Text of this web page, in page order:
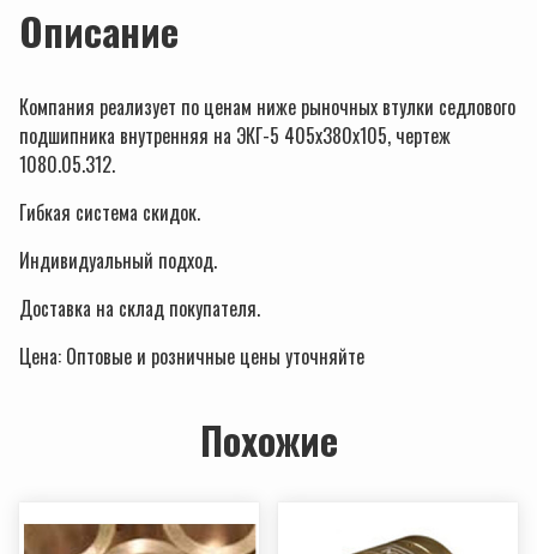
Описание
Компания реализует по ценам ниже рыночных втулки седлового
подшипника внутренняя на ЭКГ-5 405х380х105, чертеж
1080.05.312.
Гибкая система скидок.
Индивидуальный подход.
Доставка на склад покупателя.
Цена: Оптовые и розничные цены уточняйте
Похожие